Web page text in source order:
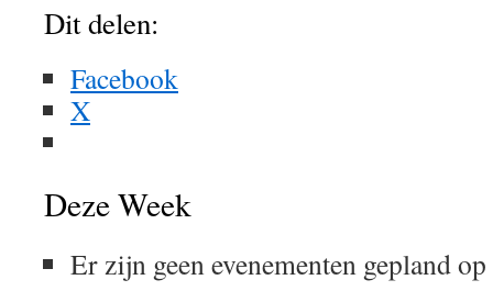
Dit delen:
Facebook
X
Deze Week
Er zijn geen evenementen gepland